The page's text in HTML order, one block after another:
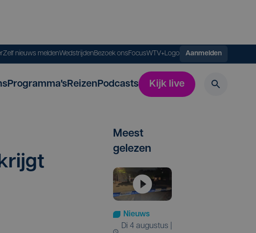
Zelf nieuws meldenWedstrijdenBezoek onsFocusWTV+Logo Aanmelden
Programma'sReizenPodcasts Kijk live
Meest
gelezen
Nieuws
di 4 augustus |